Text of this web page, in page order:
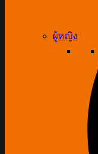
ผู้หญิง